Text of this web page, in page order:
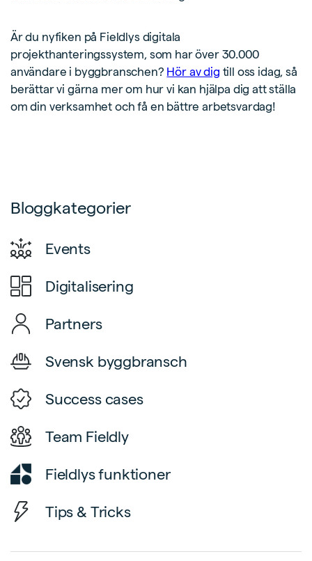
Är du nyfiken på Fieldlys digitala
projekthanteringssystem, som har över 30.000
användare i byggbranschen? Hör av dig till oss idag, så
berättar vi gärna mer om hur vi kan hjälpa dig att ställa
om din verksamhet och få en bättre arbetsvardag!
Bloggkategorier
Events
Digitalisering
Partners
Svensk byggbransch
Success cases
Team Fieldly
Fieldlys funktioner
Tips & Tricks